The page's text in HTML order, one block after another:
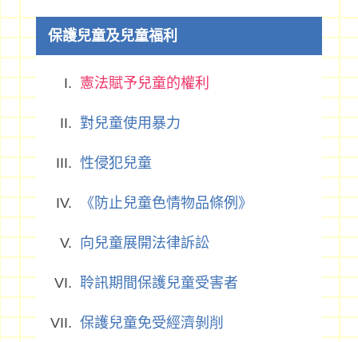
保護兒童及兒童福利
憲法賦予兒童的權利
對兒童使用暴力
性侵犯兒童
《防止兒童色情物品條例》
向兒童展開法律訴訟
聆訊期間保護兒童受害者
保護兒童免受經濟剝削